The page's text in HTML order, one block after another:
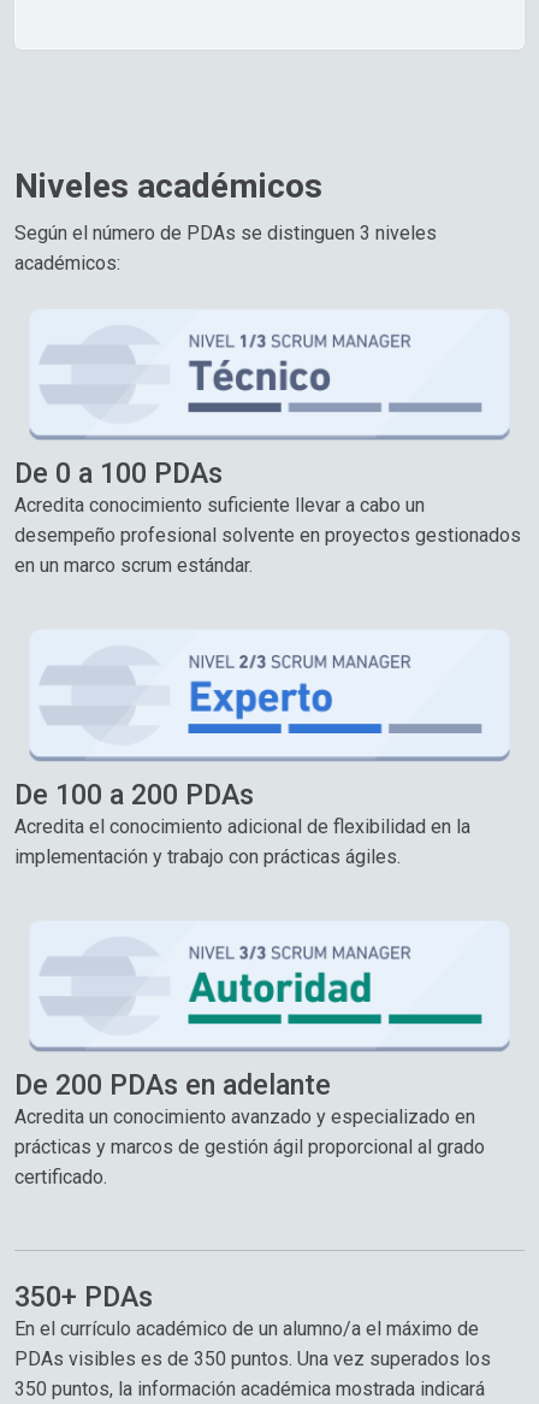
Niveles académicos
Según el número de PDAs se distinguen 3 niveles
académicos:
De 0 a 100 PDAs
Acredita conocimiento suficiente llevar a cabo un
desempeño profesional solvente en proyectos gestionados
en un marco scrum estándar.
De 100 a 200 PDAs
Acredita el conocimiento adicional de flexibilidad en la
implementación y trabajo con prácticas ágiles.
De 200 PDAs en adelante
Acredita un conocimiento avanzado y especializado en
prácticas y marcos de gestión ágil proporcional al grado
certificado.
350+ PDAs
En el currículo académico de un alumno/a el máximo de
PDAs visibles es de 350 puntos. Una vez superados los
350 puntos, la información académica mostrada indicará